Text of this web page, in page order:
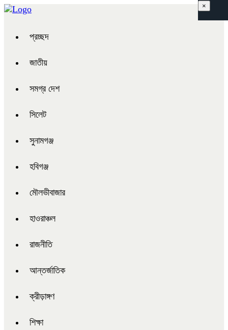
প্রচ্ছদ
জাতীয়
সমগ্র দেশ
সিলেট
সুনামগঞ্জ
হবিগঞ্জ
মৌলভীবাজার
হাওরাঞ্চল
রাজনীতি
আন্তর্জাতিক
ক্রীড়াঙ্গণ
শিক্ষা
×